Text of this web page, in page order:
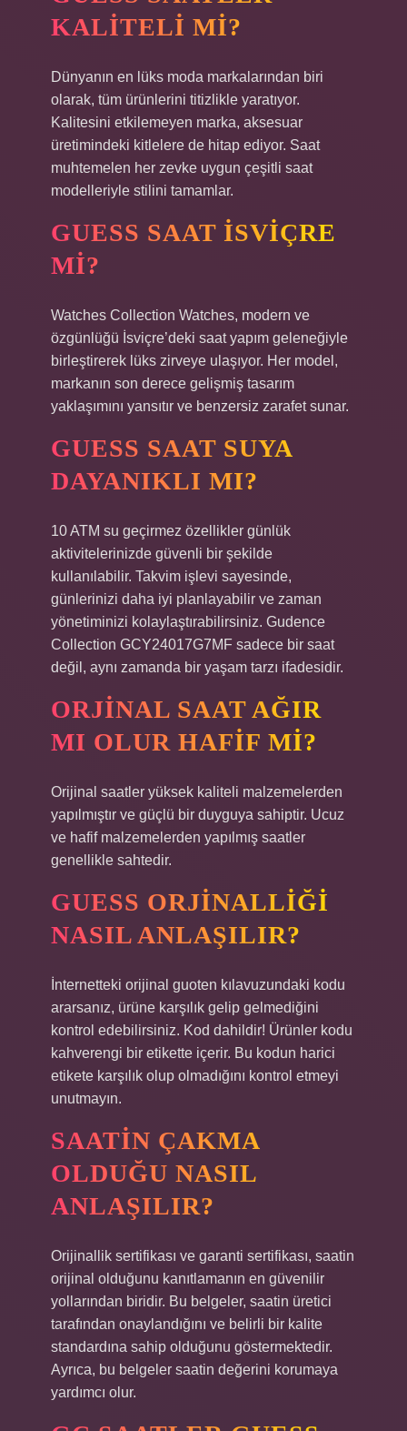
KALITELI MI?
Dünyanın en lüks moda markalarından biri
olarak, tüm ürünlerini titizlikle yaratıyor.
Kalitesini etkilemeyen marka, aksesuar
üretimindeki kitlelere de hitap ediyor. Saat
muhtemelen her zevke uygun çeşitli saat
modelleriyle stilini tamamlar.
GUESS SAAT İSVIÇRE
MI?
Watches Collection Watches, modern ve
özgünlüğü İsviçre’deki saat yapım geleneğiyle
birleştirerek lüks zirveye ulaşıyor. Her model,
markanın son derece gelişmiş tasarım
yaklaşımını yansıtır ve benzersiz zarafet sunar.
GUESS SAAT SUYA
DAYANIKLI MI?
10 ATM su geçirmez özellikler günlük
aktivitelerinizde güvenli bir şekilde
kullanılabilir. Takvim işlevi sayesinde,
günlerinizi daha iyi planlayabilir ve zaman
yönetiminizi kolaylaştırabilirsiniz. Gudence
Collection GCY24017G7MF sadece bir saat
değil, aynı zamanda bir yaşam tarzı ifadesidir.
ORJINAL SAAT AĞIR
MI OLUR HAFIF MI?
Orijinal saatler yüksek kaliteli malzemelerden
yapılmıştır ve güçlü bir duyguya sahiptir. Ucuz
ve hafif malzemelerden yapılmış saatler
genellikle sahtedir.
GUESS ORJINALLIĞI
NASIL ANLAŞILIR?
İnternetteki orijinal guoten kılavuzundaki kodu
ararsanız, ürüne karşılık gelip gelmediğini
kontrol edebilirsiniz. Kod dahildir! Ürünler kodu
kahverengi bir etikette içerir. Bu kodun harici
etikete karşılık olup olmadığını kontrol etmeyi
unutmayın.
SAATIN ÇAKMA
OLDUĞU NASIL
ANLAŞILIR?
Orijinallik sertifikası ve garanti sertifikası, saatin
orijinal olduğunu kanıtlamanın en güvenilir
yollarından biridir. Bu belgeler, saatin üretici
tarafından onaylandığını ve belirli bir kalite
standardına sahip olduğunu göstermektedir.
Ayrıca, bu belgeler saatin değerini korumaya
yardımcı olur.